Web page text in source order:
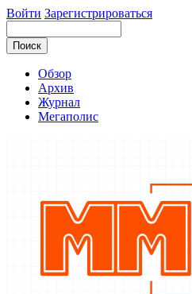
Войти Зарегистрироваться
Обзор
Архив
Журнал
Мегаполис